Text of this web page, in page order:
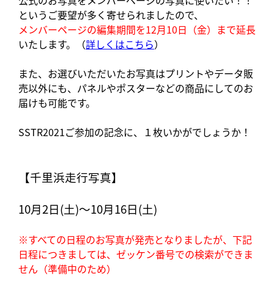
というご要望が多く寄せられましたので、
メンバーページの編集期間を12月10日（金）まで延長
いたします。（詳しくはこちら）
また、お選びいただいたお写真はプリントやデータ販
売以外にも、パネルやポスターなどの商品にしてのお
届けも可能です。
SSTR2021ご参加の記念に、１枚いかがでしょうか！
【千里浜走行写真】
10月2日(土)～10月16日(土)
※すべての日程のお写真が発売となりましたが、 下記
日程につきましては、 ゼッケン番号での検索ができま
せん（準備中のため）